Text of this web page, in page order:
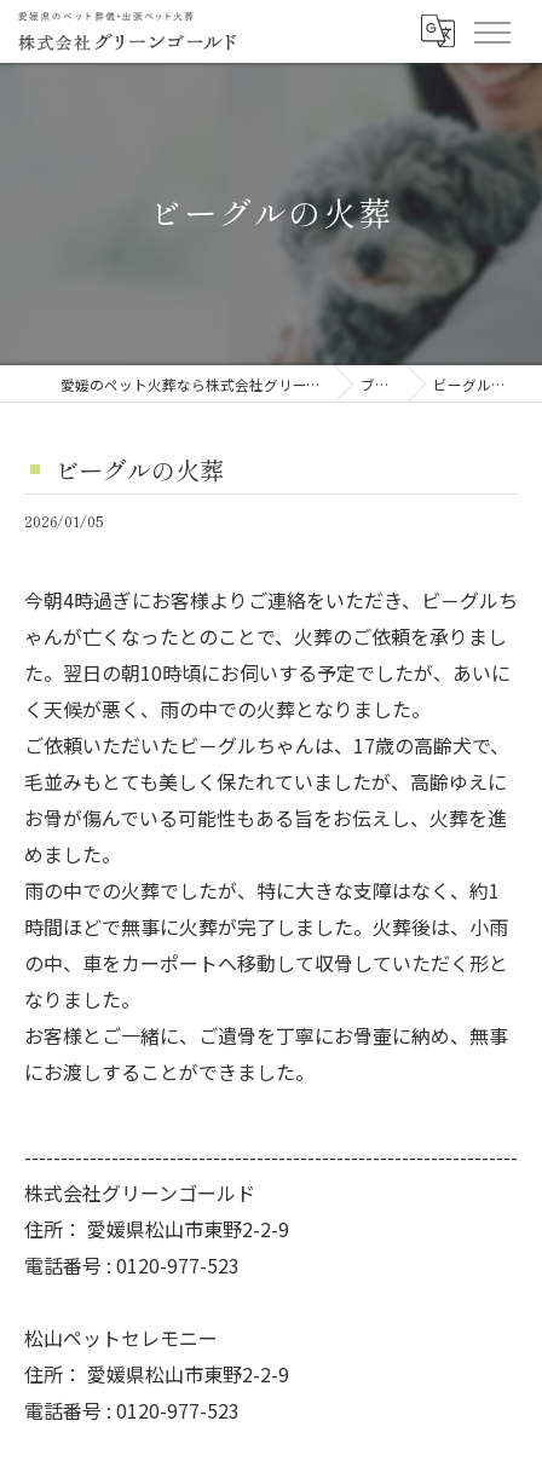
ビーグルの火葬
愛媛のペット火葬なら株式会社グリーンゴールド ブログ ビーグルの火葬
ビーグルの火葬
2026/01/05
今朝4時過ぎにお客様よりご連絡をいただき、ビ－グルち
ゃんが亡くなったとのことで、火葬のご依頼を承りまし
た。翌日の朝10時頃にお伺いする予定でしたが、あいに
く天候が悪く、雨の中での火葬となりました。
ご依頼いただいたビ－グルちゃんは、17歳の高齢犬で、
毛並みもとても美しく保たれていましたが、高齢ゆえに
お骨が傷んでいる可能性もある旨をお伝えし、火葬を進
めました。
雨の中での火葬でしたが、特に大きな支障はなく、約1
時間ほどで無事に火葬が完了しました。火葬後は、小雨
の中、車をカーポートへ移動して収骨していただく形と
なりました。
お客様とご一緒に、ご遺骨を丁寧にお骨壷に納め、無事
にお渡しすることができました。
--------------------------------------------------------------------
株式会社グリーンゴールド
住所： 愛媛県松山市東野2-2-9
電話番号 : 0120-977-523
松山ペットセレモニー
住所： 愛媛県松山市東野2-2-9
電話番号 : 0120-977-523